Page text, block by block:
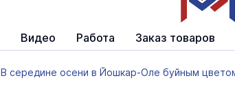
Видео Работа Заказ товаров
В середине осени в Йошкар-Оле буйным